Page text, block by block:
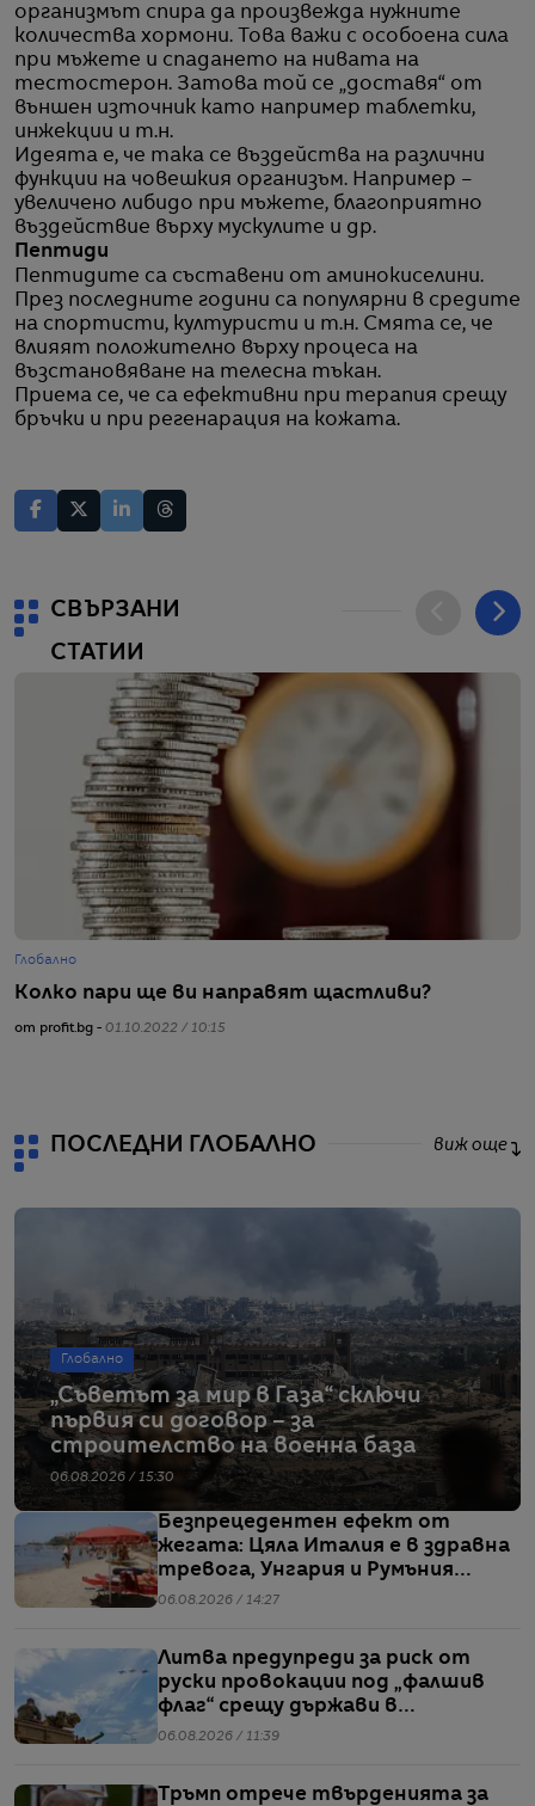
организмът спира да произвежда нужните
количества хормони. Това важи с особоена сила
при мъжете и спадането на нивата на
тестостерон. Затова той се „доставя“ от
външен източник като например таблетки,
инжекции и т.н.
Идеята е, че така се въздейства на различни
функции на човешкия организъм. Например –
увеличено либидо при мъжете, благоприятно
въздействие върху мускулите и др.
Пептиди
Пептидите са съставени от аминокиселини.
През последните години са популярни в средите
на спортисти, културисти и т.н. Смята се, че
влияят положително върху процеса на
възстановяване на телесна тъкан.
Приема се, че са ефективни при терапия срещу
бръчки и при регенарация на кожата.
СВЪРЗАНИ
СТАТИИ
Глобално
Колко пари ще ви направят щастливи?
от profit.bg - 01.10.2022 / 10:15
ПОСЛЕДНИ ГЛОБАЛНО виж още
Глобално
„Съветът за мир в Газа“ сключи
първия си договор – за
строителство на военна база
06.08.2026 / 15:30
Безпрецедентен ефект от
жегата: Цяла Италия е в здравна
тревога, Унгария и Румъния
пестят електричество
06.08.2026 / 14:27
Литва предупреди за риск от
руски провокации под „фалшив
флаг“ срещу държави в
Балтийския регион
06.08.2026 / 11:39
Тръмп отрече твърденията за